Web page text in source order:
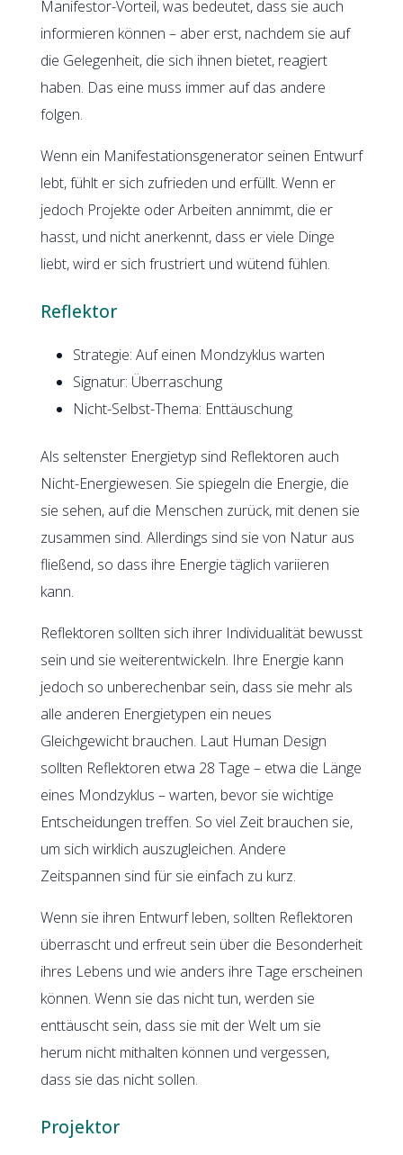
Manifestor-Vorteil, was bedeutet, dass sie auch
informieren können – aber erst, nachdem sie auf
die Gelegenheit, die sich ihnen bietet, reagiert
haben. Das eine muss immer auf das andere
folgen.
Wenn ein Manifestationsgenerator seinen Entwurf
lebt, fühlt er sich zufrieden und erfüllt. Wenn er
jedoch Projekte oder Arbeiten annimmt, die er
hasst, und nicht anerkennt, dass er viele Dinge
liebt, wird er sich frustriert und wütend fühlen.
Reflektor
Strategie: Auf einen Mondzyklus warten
Signatur: Überraschung
Nicht-Selbst-Thema: Enttäuschung
Als seltenster Energietyp sind Reflektoren auch
Nicht-Energiewesen. Sie spiegeln die Energie, die
sie sehen, auf die Menschen zurück, mit denen sie
zusammen sind. Allerdings sind sie von Natur aus
fließend, so dass ihre Energie täglich variieren
kann.
Reflektoren sollten sich ihrer Individualität bewusst
sein und sie weiterentwickeln. Ihre Energie kann
jedoch so unberechenbar sein, dass sie mehr als
alle anderen Energietypen ein neues
Gleichgewicht brauchen. Laut Human Design
sollten Reflektoren etwa 28 Tage – etwa die Länge
eines Mondzyklus – warten, bevor sie wichtige
Entscheidungen treffen. So viel Zeit brauchen sie,
um sich wirklich auszugleichen. Andere
Zeitspannen sind für sie einfach zu kurz.
Wenn sie ihren Entwurf leben, sollten Reflektoren
überrascht und erfreut sein über die Besonderheit
ihres Lebens und wie anders ihre Tage erscheinen
können. Wenn sie das nicht tun, werden sie
enttäuscht sein, dass sie mit der Welt um sie
herum nicht mithalten können und vergessen,
dass sie das nicht sollen.
Projektor